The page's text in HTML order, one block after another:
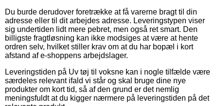
Du burde derudover foretrække at få varerne bragt til din
adresse eller til dit arbejdes adresse. Leveringstypen viser
sig undertiden lidt mere pebret, men også ret smart. Den
billigste fragtløsning kan ikke modsiges at være at hente
ordren selv, hvilket stiller krav om at du har bopæl i kort
afstand af e-shoppens arbejdslager.
Leveringstiden på Uv tøj til voksne kan i nogle tilfælde være
særdeles relevant ifald vi står og skal bruge dine nye
produkter om kort tid, så af den grund er det nemlig
meningsfuldt at du kigger nærmere på leveringstiden på det